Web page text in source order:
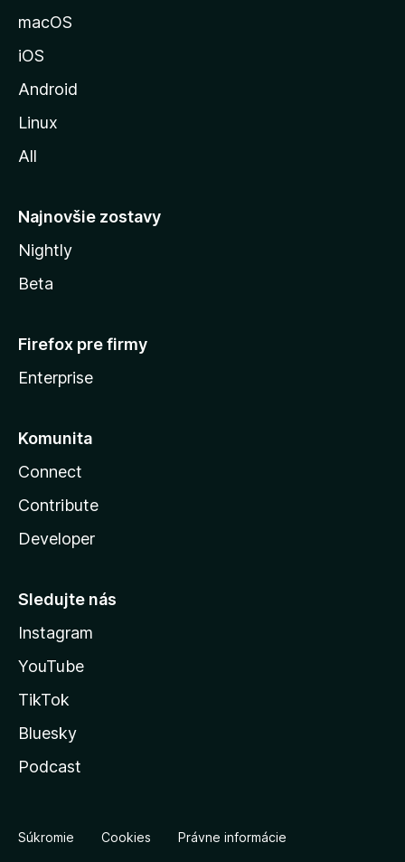
o
z
l
macOS
iOS
Android
Linux
All
Najnovšie zostavy
Nightly
Beta
Firefox pre firmy
Enterprise
Komunita
Connect
Contribute
Developer
Sledujte nás
Instagram
YouTube
TikTok
Bluesky
Podcast
Súkromie Cookies Právne informácie